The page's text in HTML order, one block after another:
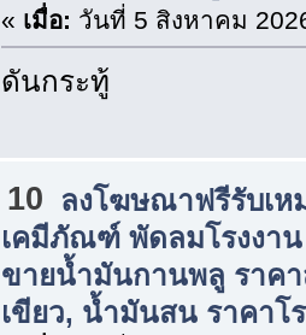
« เมื่อ: วันที่ 5 สิงหาคม
ดันกระทู้
10
ลงโฆษณาฟรีรับเห
เคมีภัณฑ์ พัดลมโรงงาน
ขายน้ำมันกานพลู ราค
เขียว, น้ำมันสน ราคาโ